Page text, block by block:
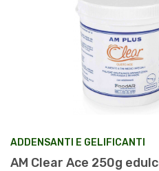
ADDENSANTI E GELIFICANTI
AM Clear Ace 250g